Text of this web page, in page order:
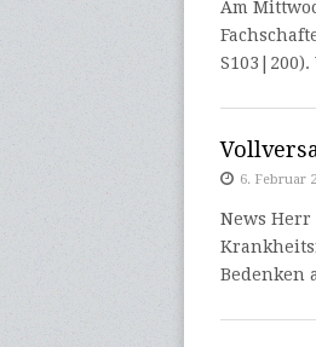
Am
6. Februar
News Herr
Bedenken